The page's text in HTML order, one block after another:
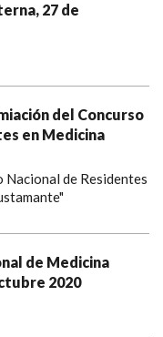
27 de
del Concurso
en Medicina
Nacional de Residentes
de Medicina
2020